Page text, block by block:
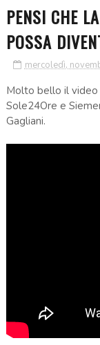
PENSI CHE
POSSA
mercoledì,
Molto bello il video
Sole24Ore e
Gagliani.